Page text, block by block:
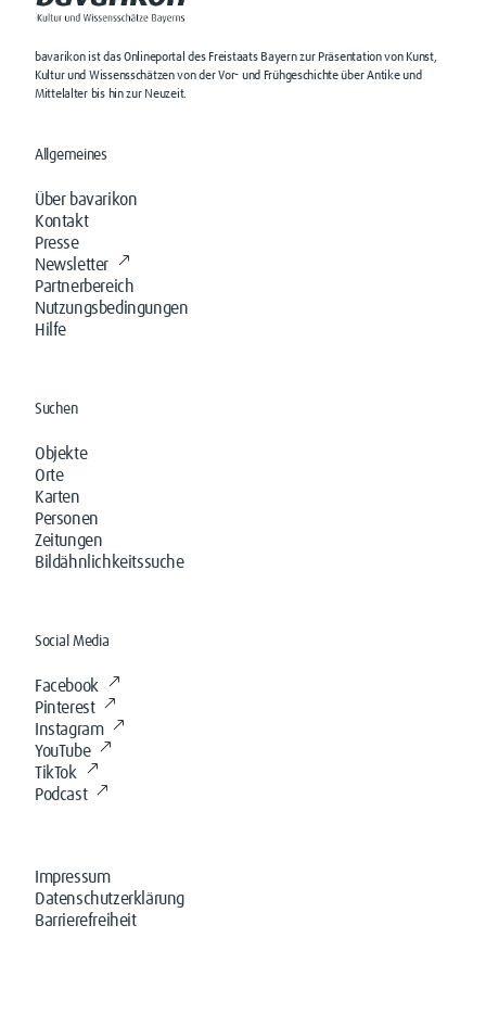
bavarikon ist das Onlineportal des Freistaats Bayern zur Präsentation von Kunst,
Kultur und Wissensschätzen von der Vor- und Frühgeschichte über Antike und
Mittelalter bis hin zur Neuzeit.
Allgemeines
Über bavarikon
Kontakt
Presse
Newsletter
Partnerbereich
Nutzungsbedingungen
Hilfe
Suchen
Objekte
Orte
Karten
Personen
Zeitungen
Bildähnlichkeitssuche
Social Media
Facebook
Pinterest
Instagram
YouTube
TikTok
Podcast
Impressum
Datenschutzerklärung
Barrierefreiheit